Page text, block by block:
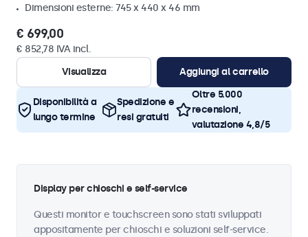
Dimensioni esterne: 745 x 440 x 46 mm
€ 699,00
€ 852,78 IVA incl.
Visualizza
Aggiungi al carrello
Disponibilità a
lungo termine
Spedizione e
resi gratuiti
Oltre 5.000
recensioni,
valutazione 4,8/5
Display per chioschi e self-service
Questi monitor e touchscreen sono stati sviluppati
appositamente per chioschi e soluzioni self-service.